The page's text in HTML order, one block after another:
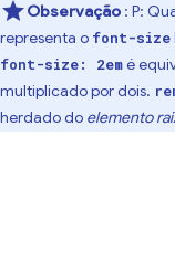
Observação : P:
representa o font-size
font-size: 2emé
multiplicado por dois.
herdado do elemento